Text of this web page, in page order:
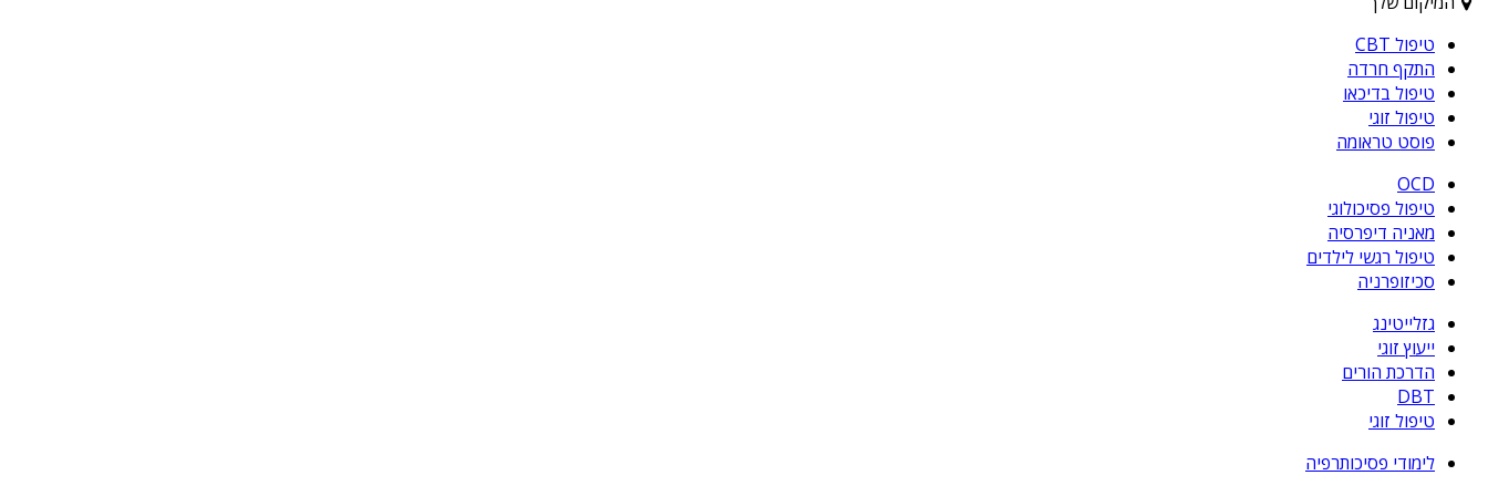
טיפול CBT
התקף חרדה
טיפול בדיכאו
טיפול זוגי
פוסט טראומה
OCD
טיפול פסיכולוגי
מאניה דיפרסיה
טיפול רגשי לילדים
סכיזופרניה
גזלייטינג
ייעוץ זוגי
הדרכת הורים
DBT
טיפול זוגי
לימודי פסיכותרפיה